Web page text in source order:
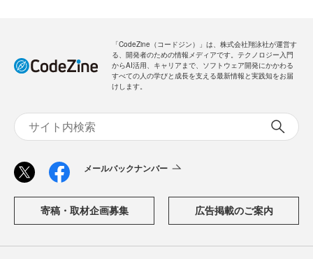
「CodeZine（コードジン）」は、株式会社翔泳社が運営す
る、開発者のための情報メディアです。テクノロジー入門
からAI活用、キャリアまで、ソフトウェア開発にかかわる
すべての人の学びと成長を支える最新情報と実践知をお届
けします。
メールバックナンバー
寄稿・取材企画募集 広告掲載のご案内